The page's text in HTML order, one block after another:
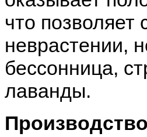
что позволяет
неврастении,
бессонница,
лаванды.